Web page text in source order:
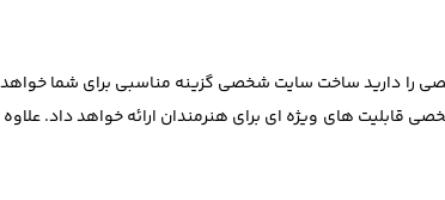
را دارید ساخت سایت شخصی گزینه مناسبی برای شما خواهد
های ویژه ای برای هنرمندان ارائه خواهد داد.